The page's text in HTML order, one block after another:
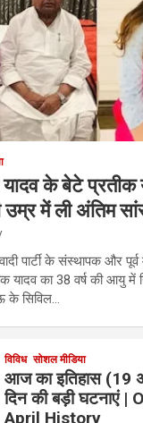
के बेटे प्रतीक
में ली अंतिम
पार्टी के संस्थापक और पूर्व
यादव का 38 वर्ष की आयु में
सिविल…
विविध सोशल मीडिया
आज का इतिहास (19
दिन की बड़ी घटनाएं
April History